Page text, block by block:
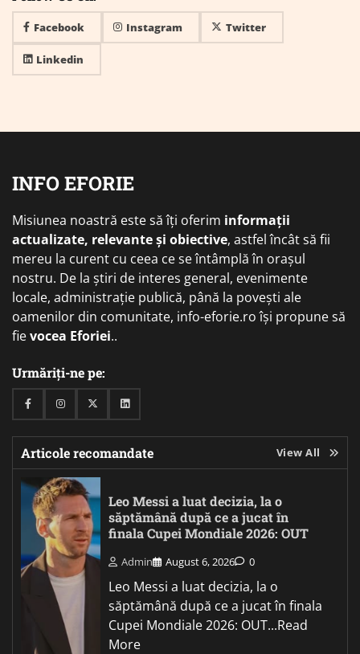
Facebook Instagram Twitter
Linkedin
INFO EFORIE
Misiunea noastră este să îți oferim informații
actualizate, relevante și obiective, astfel încât să fii
mereu la curent cu ceea ce se întâmplă în orașul
nostru. De la știri de interes general, evenimente
locale, administrație publică, până la povești ale
oamenilor din comunitate, info-eforie.ro își propune să
fievocea Eforiei..
Urmăriți-ne pe:
FacebookInstagramTwitterLinkedin
Articole recomandate View All
Leo Messi a luat decizia, la o
săptămână după ce a jucat în
finala Cupei Mondiale 2026: OUT
Admin August 6, 2026 0
Leo Messi a luat decizia, la o
săptămână după ce a jucat în finala
Cupei Mondiale 2026: OUT...Read
More